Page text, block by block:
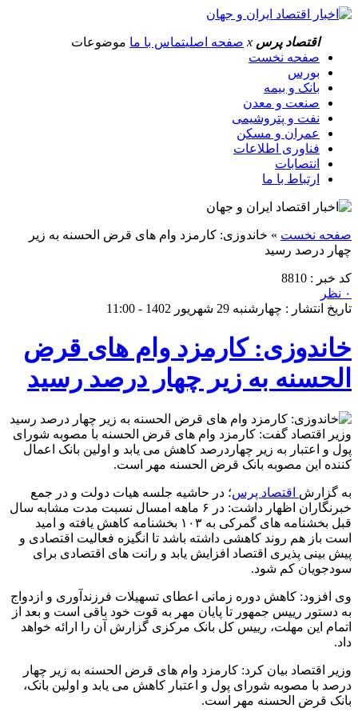
اقتصاد پرس x صفحه اصلیتماس با ما موضوعات
صفحه نخست
بورس
بانک و بیمه
صنعت و معدن
نفت و پتروشیمی
عمران و مسکن
فناوری اطلاعات
انتصابات
ارتباط با ما
صفحه نخست » خاندوزی: کارمزد وام های قرض الحسنه به زیر
چهار درصد رسید
کد خبر : 8810
۰ نظر
تاریخ انتشار : چهارشنبه 29 شهریور 1402 - 11:00
خاندوزی: کارمزد وام های قرض
الحسنه به زیر چهار درصد رسید
وزیر اقتصاد گفت: کارمزد وام های قرض الحسنه با مصوبه شورای
پول و اعتبار به زیر چهاردرصد کاهش می یابد و اولین بانک اعمال
کننده این مصوبه بانک قرض الحسنه مهر است.
به گزارش اقتصاد پرس؛ در حاشیه جلسه هیات دولت و در جمع
خبرنگاران اظهار داشت: در ۶ ماهه امسال نسبت مدت مشابه سال
قبل بخشنامه های گمرکی به ۱۰۳ بخشنامه کاهش یافته و امید
است باز هم روند کاهشی داشته باشد تا انگیزه فعالیت اقتصادی و
پیش بینی پذیری اقتصاد افزایش یابد و رانت های اقتصادی برای
سودجویان کم شود.
وی افزود: کاهش دوره زمانی اعطای تسهیلات فرزندآوری و ازدواج
به دستور رییس جمهور تا پایان مهر به قوت خود باقی است و بعد از
اتمام این مهلت، رییس کل بانک مرکزی گزارش آن را ارائه خواهد
داد.
وزیر اقتصاد بیان کرد: کارمزد وام های قرض الحسنه به زیر چهار
درصد با مصوبه شورای پول و اعتبار کاهش می یابد و اولین بانک،
بانک قرض الحسنه مهر است.